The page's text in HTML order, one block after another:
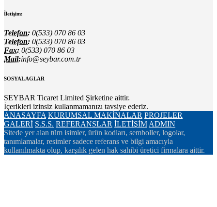
İletişim:
Telefon: 0(533) 070 86 03
Telefon: 0(533) 070 86 03
Fax: 0(533) 070 86 03
Mail:info@seybar.com.tr
SOSYAL AGLAR
SEYBAR Ticaret Limited Şirketine aittir.
İçerikleri izinsiz kullanmamanızı tavsiye ederiz.
ANASAYFA KURUMSAL MAKİNALAR PROJELER
GALERİ S.S.S. REFERANSLAR İLETİŞİM ADMIN
Sitede yer alan tüm isimler, ürün kodları, semboller, logolar,
tanımlamalar, resimler sadece referans ve bilgi amacıyla
kullanılmakta olup, karşılık gelen hak sahibi üretici firmalara aittir.